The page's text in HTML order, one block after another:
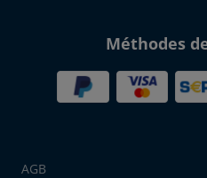
Méthodes
AGB